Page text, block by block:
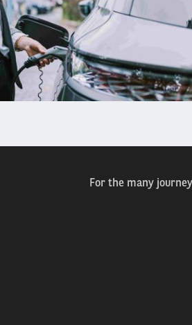
For the many